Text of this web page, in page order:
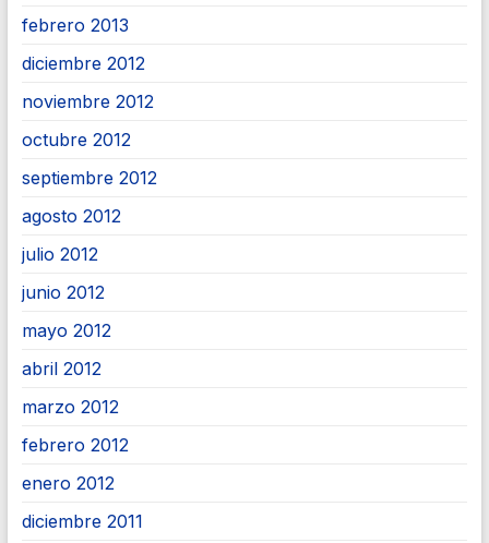
febrero 2013
diciembre 2012
noviembre 2012
octubre 2012
septiembre 2012
agosto 2012
julio 2012
junio 2012
mayo 2012
abril 2012
marzo 2012
febrero 2012
enero 2012
diciembre 2011